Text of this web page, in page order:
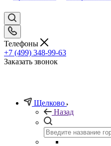
Телефоны
+7 (499) 348-99-63
Заказать звонок
Щелково
Назад